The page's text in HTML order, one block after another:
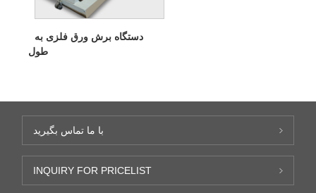
دستگاه برش ورق فلزی به
طول
با ما تماس بگیرید
INQUIRY FOR PRICELIST